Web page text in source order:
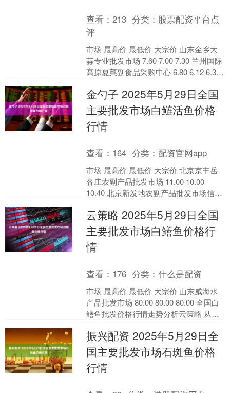
查看：213 分类： 股票配资平台点
评
市场 最高价 最低价 大宗价 山东金乡大
蒜专业批发市场 7.60 7.00 7.30 兰州国际
高原夏菜副食品采购中心 6.80 6.12 6.30
金勺子 2025年5月29日全国
主要批发市场白鲢活鱼价格
行情
查看： 164 分类：配资官网app
市场 最高价 最低价 大宗价 北京京丰岳
各庄农副产品批发市场 11.00 10.00
10.40 北京新发地农副产品批发市场信息
云策略 2025年5月29日全国
主要批发市场白鳝鱼价格行
情
查看： 176 分类：什么是配资
市场 最高价 最低价 大宗价 山东威海水
产品批发市场 80.00 80.00 80.00 全国白
鳝鱼批发价格行情走势分析云策略 从今
振兴配资 2025年5月29日全
国主要批发市场石斑鱼价格
行情